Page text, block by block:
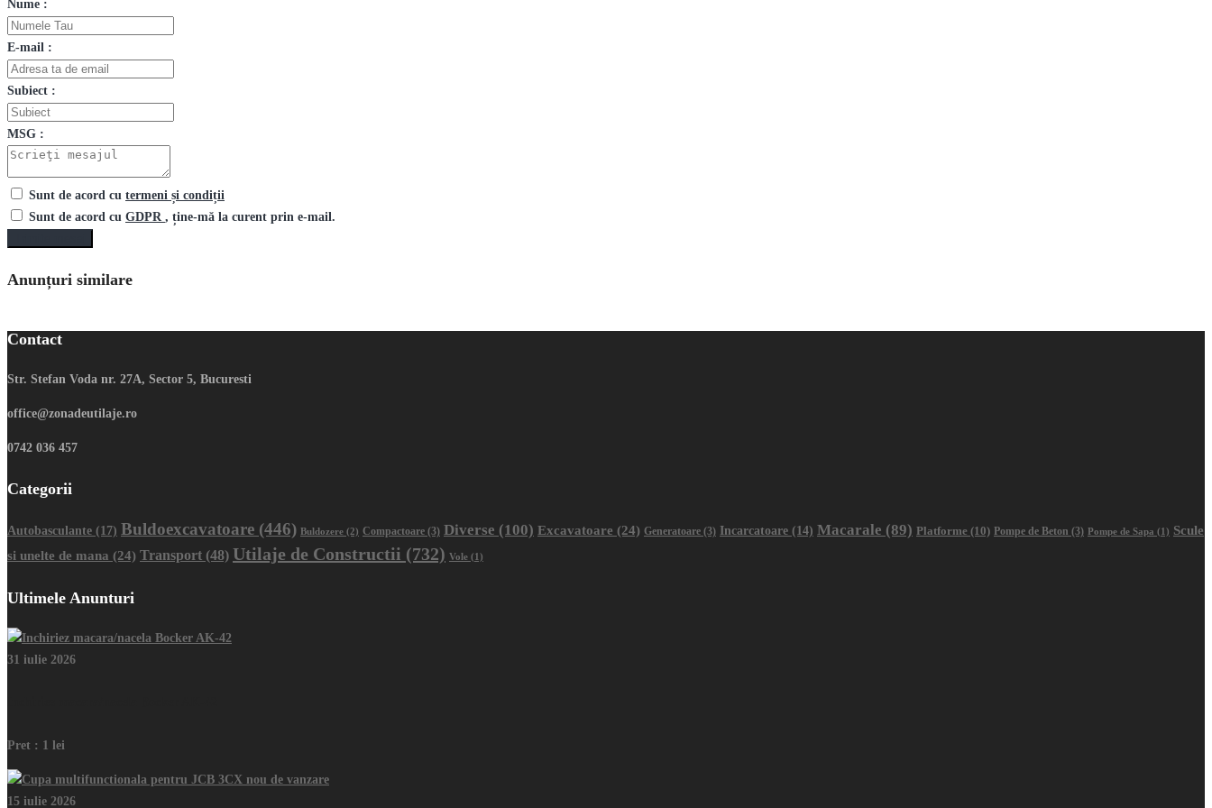
Nume :
E-mail :
Subiect :
MSG :
Sunt de acord cu termeni și condiții
Sunt de acord cu GDPR , ține-mă la curent prin e-mail.
Anunțuri similare
Contact
Str. Stefan Voda nr. 27A, Sector 5, Bucuresti
office@zonadeutilaje.ro
0742 036 457
Categorii
Autobasculante (17) Buldoexcavatoare (446) Buldozere (2) Compactoare (3) Diverse (100) Excavatoare (24) Generatoare (3) Incarcatoare (14) Macarale (89) Platforme (10) Pompe de Beton (3) Pompe de Sapa (1) Scule
si unelte de mana (24) Transport (48) Utilaje de Constructii (732) Vole (1)
Ultimele Anunturi
31 iulie 2026
Pret : 1 lei
15 iulie 2026